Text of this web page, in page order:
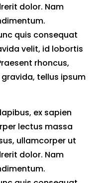
dolor. Nam
quis consequat
velit, id lobortis
rhoncus,
tellus ipsum
ex sapien
lectus massa
ullamcorper ut
dolor. Nam